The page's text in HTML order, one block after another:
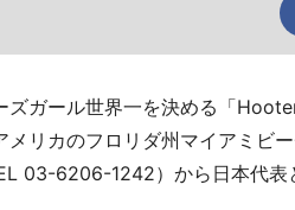
ズガール世界一を決める「
メリカのフロリダ州マイアミビ
03-6206-1242）から日本代表